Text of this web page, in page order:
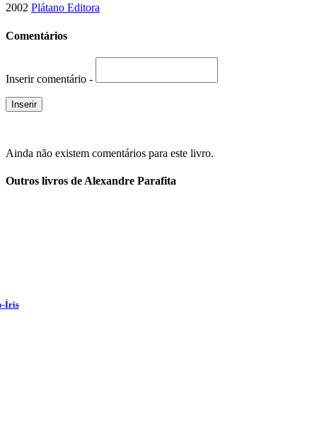
2002 Plátano Editora
Comentários
Inserir comentário -
Ainda não existem comentários para este livro.
Outros livros de Alexandre Parafita